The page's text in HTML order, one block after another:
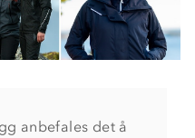
anbefales det å